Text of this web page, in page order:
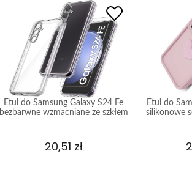
Etui do Samsung Galaxy S24 Fe
bezbarwne wzmacniane ze szkłem
20,51 zł
Etui do
silikonowe